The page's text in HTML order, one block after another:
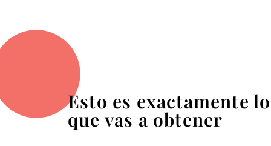
Esto es exactamente lo
que vas a obtener